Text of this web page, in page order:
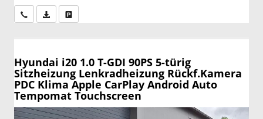
Wir rufen Sie anPDF-Datei, Fahrzeugexposé drucken
Hyundai i20 1.0 T-GDI 90PS 5-türig
Sitzheizung Lenkradheizung Rückf.Kamera
PDC Klima Apple CarPlay Android Auto
Tempomat Touchscreen